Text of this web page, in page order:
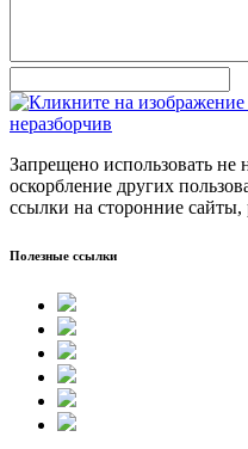
Запрещено использовать не
оскорбление других
ссылки на сторонние сайты,
Полезные ссылки